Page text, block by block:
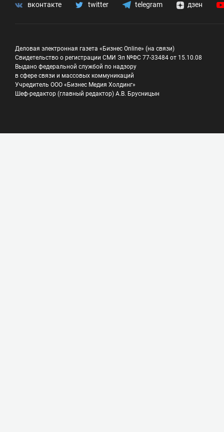
вконтакте twitter telegram дзен
Деловая электронная газета «Бизнес Online» (на связи)
Свидетельство о регистрации СМИ Эл №ФС 77-33484 от 15.10.08
Выдано федеральной службой по надзору
в сфере связи и массовых коммуникаций
Учредитель ООО «Бизнес Медия Холдинг»
Шеф-редактор (главный редактор) А.В. Брусницын